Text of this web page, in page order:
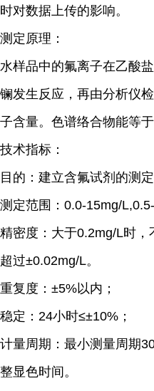
时对数据上传的影响。
测定原理：
水样品中的氟离子在乙酸
镧发生反应，再由分析仪
子含量。色谱络合物能等于
技术指标：
目的：建立含氟试剂的测定
测定范围：0.0-15mg/L,0.5-
精密度：大于0.2mg/L时，
超过±0.02mg/L。
重复度：±5%以内；
稳定：24小时≤±10%；
计量周期：最小测量周期
整显色时间。